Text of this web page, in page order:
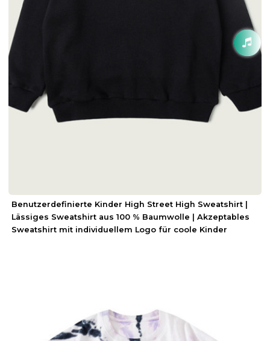
Benutzerdefinierte Kinder High Street High Sweatshirt |
Lässiges Sweatshirt aus 100 % Baumwolle | Akzeptables
Sweatshirt mit individuellem Logo für coole Kinder